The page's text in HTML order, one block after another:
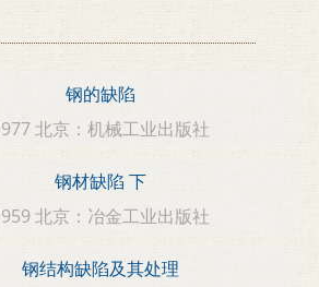
钢的缺陷
北京：机械工业出版社
钢材缺陷 下
北京：冶金工业出版社
钢结构缺陷及其处理